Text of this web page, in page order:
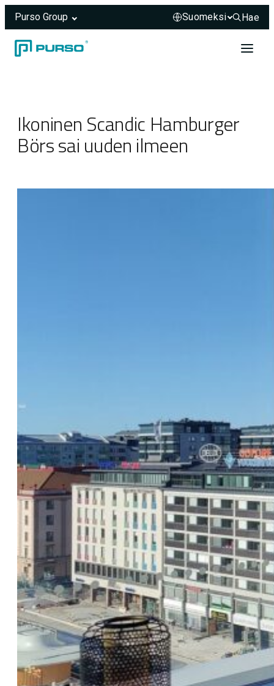
Purso Group
Hae
Hae
Ikoninen Scandic Hamburger
Börs sai uuden ilmeen